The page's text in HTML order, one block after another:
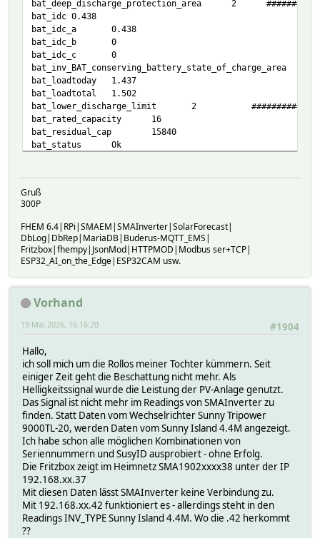
bat_deep_discharge_protection_area
2
bat_idc 0.438
bat_idc_a
0.438
bat_idc_b
0
bat_idc_c
0
bat_inv_BAT_conserving_battery_state_of_charge_area
bat_loadtoday
1.437
bat_loadtotal
1.502
bat_lower_discharge_limit
2 ############
bat_rated_capacity
16
bat_residual_cap
15840
bat_status
Ok
bat_udc_a
bat_udc_b
bat_udc_c
0.19
bat_unloadtoday 14.692
bat_unloadtotal 6000000000.91
chargestatus
63
device_class
Batterie-Wechselrichter
device_dc_insulation
device_firmware
device_name
SN: 3xxxxxxxx
device_status
device_type
SBS3.7-1VL-10 (Sunny Boy Storage 3.7)
etoday
14000000.702
etotal
60000001.161
feed-in_time
1162.76
general_operating_status
Eingeschaltet
grid_freq
49.98
gridrelay_status
geschlossen
inverter_processing_time
0.7005
modulstate
normal
operation_time
opertime_start
14.05.26 04:59
opertime_stop
14.05.26 21:51
pac_max_phase_1 3.68
Gruß
300P
FHEM 6.4|RPi|SMAEM|SMAInverter|SolarForecast|
DbLog|DbRep|MariaDB|Buderus-MQTT_EMS|
Fritzbox|fhempy|JsonMod|HTTPMOD|Modbus ser+TCP|
ESP32_AI_on_the_Edge|ESP32CAM usw.
Vorhand
#1904
19 Mai 2026, 16:16:20
Hallo,
ich soll mich um die Rollos meiner Tochter kümmern. Seit
einiger Zeit geht die Beschattung nicht mehr. Als
Helligkeitssignal wurde die Leistung der PV-Anlage genutzt.
Das Signal ist nicht mehr im Readings von SMAInverter zu
finden. Statt Daten vom Wechselrichter Sunny Tripower
9000TL-20, werden Daten vom Sunny Island 4.4M angezeigt.
Ich habe schon alle möglichen Kombinationen von
Seriennummern und SusyID ausprobiert - ohne Erfolg.
Die Fritzbox zeigt im Heimnetz SMA1902xxxx38 unter der IP
192.168.xx.37
Mit diesen Daten lässt SMAInverter keine Verbindung zu.
Mit 192.168.xx.42 funktioniert es - allerdings steht in den
Readings INV_TYPE Sunny Island 4.4M. Wo die .42 herkommt
??